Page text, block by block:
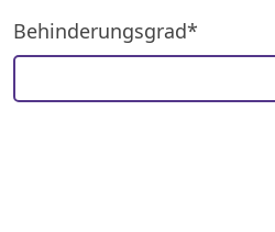
Behinderungsgrad*